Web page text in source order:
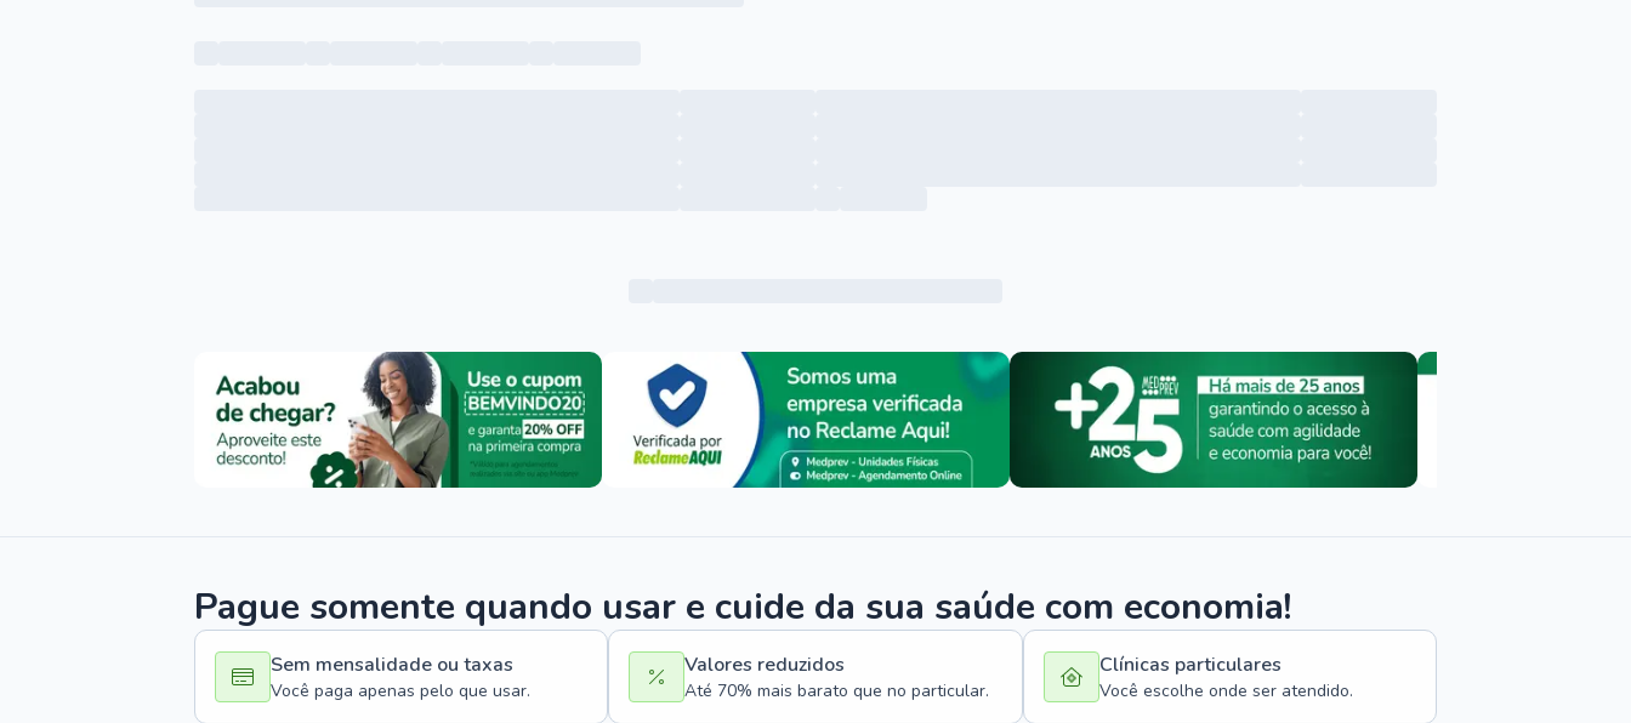
Menu lateral
Pague somente quando usar e cuide da sua saúde com economia!
Sem mensalidade ou taxas
Você paga apenas pelo que usar.
Valores reduzidos
Até 70% mais barato que no particular.
Clínicas particulares
Você escolhe onde ser atendido.